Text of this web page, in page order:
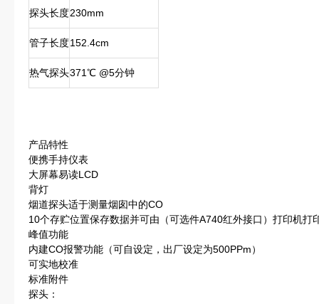
探头长度230mm
管子长度152.4cm
热气探头371℃ @5分钟
产品特性
便携手持仪表
大屏幕易读LCD
背灯
烟道探头适于测量烟囱中的CO
10个存贮位置保存数据并可由（可选件A740红外接口）打印机打
峰值功能
内建CO报警功能（可自设定，出厂设定为500PPm）
可实地校准
标准附件
探头：